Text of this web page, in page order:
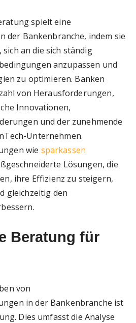
spielt eine
der Bankenbranche, indem sie
an die sich ständig
anzupassen und
zu optimieren. Banken
von Herausforderungen,
Innovationen,
und der zunehmende
Unternehmen.
wie sparkassen
Lösungen, die
ihre Effizienz zu steigern,
gleichzeitig den
Beratung für
von
in der Bankenbranche ist
Dies umfasst die Analyse